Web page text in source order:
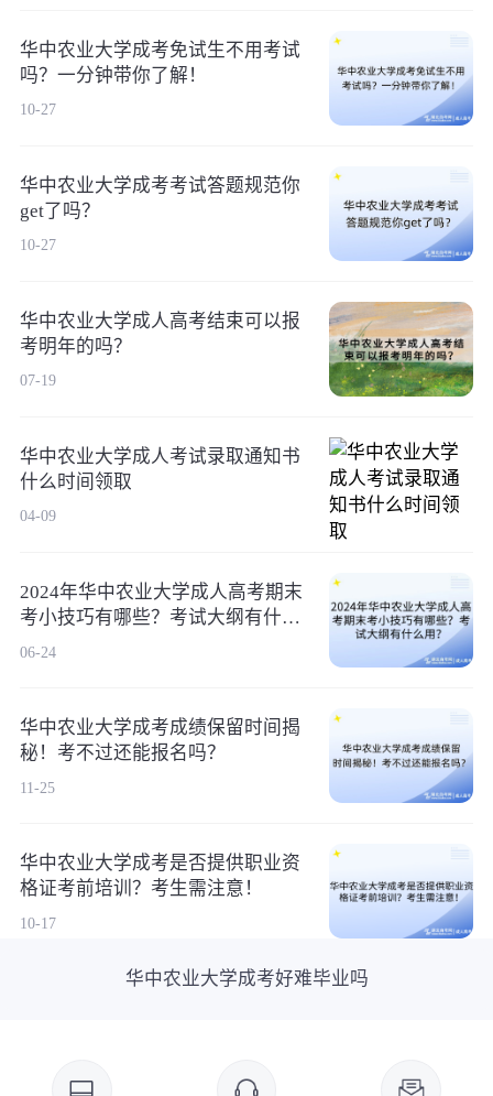
华中农业大学成考免试生不用考试
吗？一分钟带你了解！
10-27
华中农业大学成考考试答题规范你
get了吗？
10-27
华中农业大学成人高考结束可以报
考明年的吗？
07-19
华中农业大学成人考试录取通知书
什么时间领取
04-09
2024年华中农业大学成人高考期末
考小技巧有哪些？考试大纲有什么
用？
06-24
华中农业大学成考成绩保留时间揭
秘！考不过还能报名吗？
11-25
华中农业大学成考是否提供职业资
格证考前培训？考生需注意！
10-17
华中农业大学成考好难毕业吗